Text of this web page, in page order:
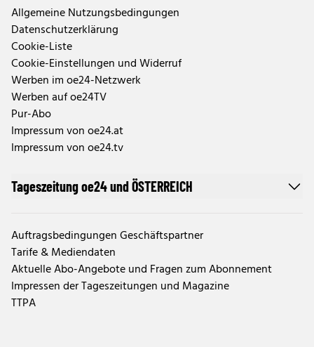
Allgemeine Nutzungsbedingungen
Datenschutzerklärung
Cookie-Liste
Cookie-Einstellungen und Widerruf
Werben im oe24-Netzwerk
Werben auf oe24TV
Pur-Abo
Impressum von oe24.at
Impressum von oe24.tv
Tageszeitung oe24 und ÖSTERREICH
Auftragsbedingungen Geschäftspartner
Tarife & Mediendaten
Aktuelle Abo-Angebote und Fragen zum Abonnement
Impressen der Tageszeitungen und Magazine
TTPA